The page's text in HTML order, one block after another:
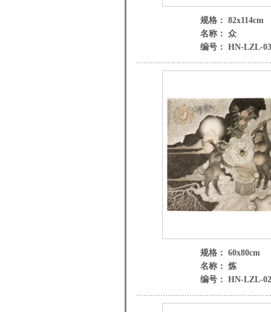
规格： 82x114cm
名称： 众
编号： HN-LZL-
规格： 60x80cm
名称： 炼
编号： HN-LZL-